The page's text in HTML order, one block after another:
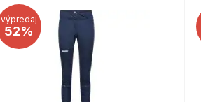
výpredaj
52%